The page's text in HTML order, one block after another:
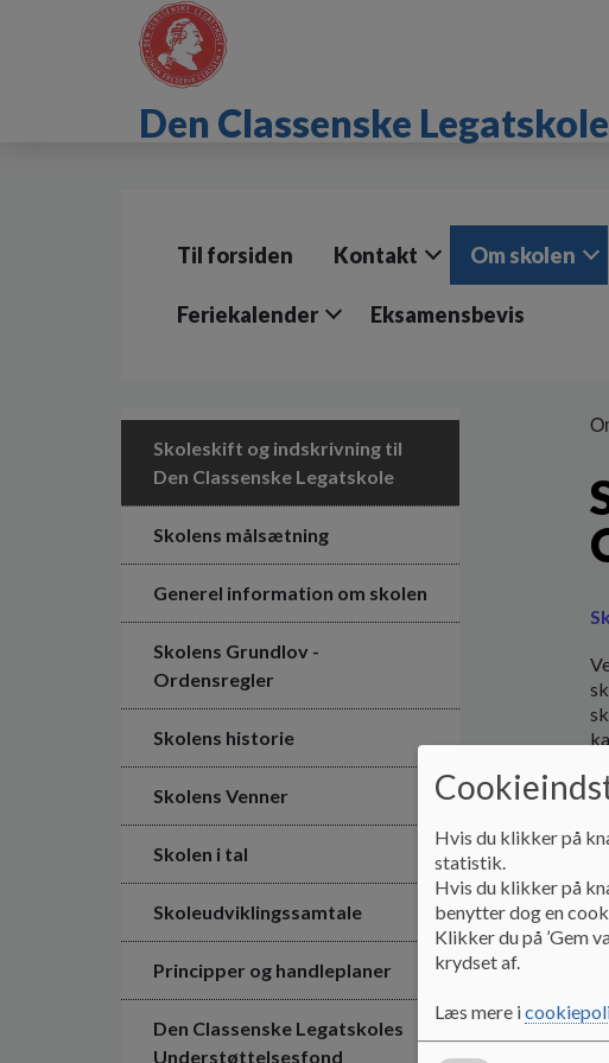
Den Classenske Legatskole
Til forsiden Kontakt Om skolen
Feriekalender Eksamensbevis
Skoleskift og indskrivning til
Den Classenske Legatskole
Skolens målsætning
Generel information om skolen
Skolens Grundlov -
Ordensregler
Skolens historie
Skolens Venner
Skolen i tal
Skoleudviklingssamtale
Principper og handleplaner
Den Classenske Legatskoles
Understøttelsesfond
(
Hvis du klikker på
statistik.
Hvis du klikker på
benytter dog en
Klikker du på ’Gem
krydset af.
Læs mere i